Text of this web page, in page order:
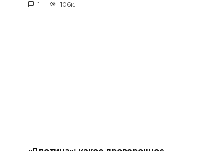
1 106к.